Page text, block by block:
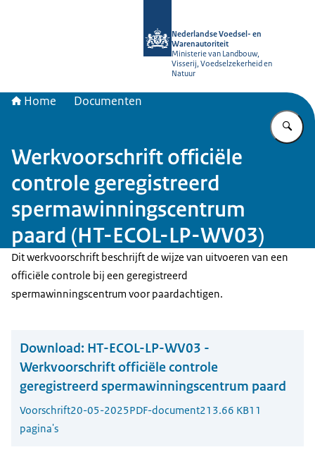
Nederlandse Voedsel- en
Warenautoriteit
Ministerie van Landbouw,
Visserij, Voedselzekerheid en
Natuur
Home Documenten
Werkvoorschrift officiële
controle geregistreerd
spermawinningscentrum
paard (HT-ECOL-LP-WV03)
Dit werkvoorschrift beschrijft de wijze van uitvoeren van een
officiële controle bij een geregistreerd
spermawinningscentrum voor paardachtigen.
Download: HT-ECOL-LP-WV03 -
Werkvoorschrift officiële controle
geregistreerd spermawinningscentrum paard
Voorschrift20-05-2025PDF-document213.66 KB11
pagina's